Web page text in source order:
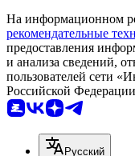
На информационном
рекомендательные
предоставления
и анализа сведений,
пользователей сети
Российской
Русский